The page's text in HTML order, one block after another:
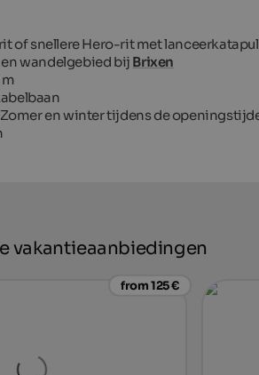
rit of snellere Hero-rit met
en wandelgebied bij Brixen
m
en winter tijdens de
vakantieaanbiedingen
from 125 €